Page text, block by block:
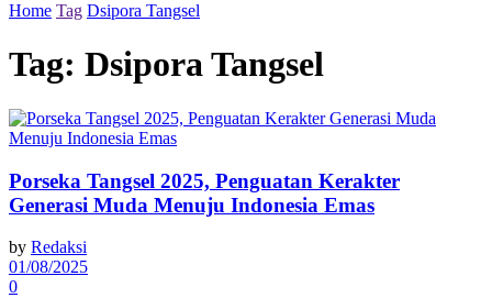
Home Tag Dsipora Tangsel
Tag: Dsipora Tangsel
Porseka Tangsel 2025, Penguatan Kerakter
Generasi Muda Menuju Indonesia Emas
by Redaksi
01/08/2025
0